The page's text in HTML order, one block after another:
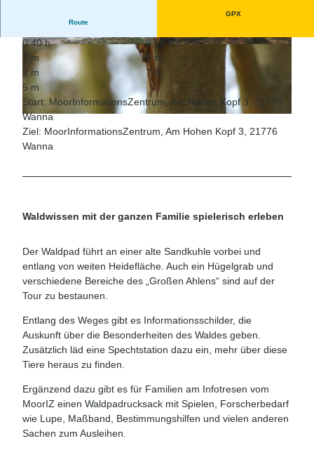
© Angela Pannek, Cuxland-Tourismus |
© Angela Pannek, Cuxland-Tourismus |
CC-BY
© Angela Pannek, Cuxland-Tourismus |
Route
GPX
0:40 h
2,82 km
7 m
5 m
2 m
7 m
5 m
Start: MoorInformationsZentrum, Am Hohen Kopf 3, 21776
Wanna
Ziel: MoorInformationsZentrum, Am Hohen Kopf 3, 21776
Wanna
Waldwissen mit der ganzen Familie spielerisch erleben
Der Waldpad führt an einer alte Sandkuhle vorbei und
entlang von weiten Heidefläche. Auch ein Hügelgrab und
verschiedene Bereiche des „Großen Ahlens“ sind auf der
Tour zu bestaunen.
Entlang des Weges gibt es Informationsschilder, die
Auskunft über die Besonderheiten des Waldes geben.
Zusätzlich läd eine Spechtstation dazu ein, mehr über diese
Tiere heraus zu finden.
Ergänzend dazu gibt es für Familien am Infotresen vom
MoorIZ einen Waldpadrucksack mit Spielen, Forscherbedarf
wie Lupe, Maßband, Bestimmungshilfen und vielen anderen
Sachen zum Ausleihen.